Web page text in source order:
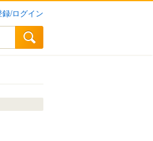
/ログイン